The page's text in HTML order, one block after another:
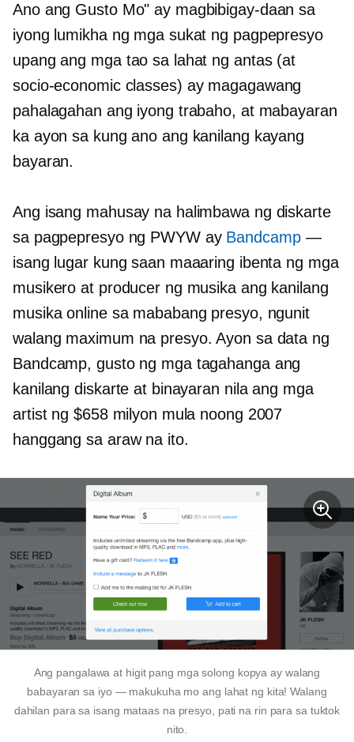
Ano ang Gusto Mo" ay magbibigay-daan sa
iyong lumikha ng mga sukat ng pagpepresyo
upang ang mga tao sa lahat ng antas (at
socio-economicclasses) ay magagawang
pahalagahan ang iyong trabaho, at mabayaran
ka ayon sa kung ano ang kanilang kayang
bayaran.
Ang isang mahusay na halimbawa ng diskarte
sa pagpepresyo ng PWYW ay Bandcamp—
isang lugar kung saan maaaring ibenta ng mga
musikero at producer ng musika ang kanilang
musika online sa mababang presyo, ngunit
walang maximum na presyo. Ayon sa data ng
Bandcamp, gusto ng mga tagahanga ang
kanilang diskarte at binayaran nila ang mga
artist ng $658 milyon mula noong 2007
hanggang sa araw na ito.
Ang pangalawa at higit pang mga solong kopya ay walang
babayaran sa iyo — makukuha mo ang lahat ng kita! Walang
dahilan para sa isang mataas na presyo, pati na rin para sa tuktok
nito.